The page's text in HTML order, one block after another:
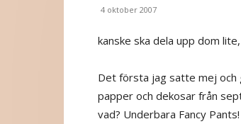
4 oktober 2007
kanske ska dela upp dom
Det första jag satte mej och
papper och dekosar från
vad? Underbara Fancy Pants!